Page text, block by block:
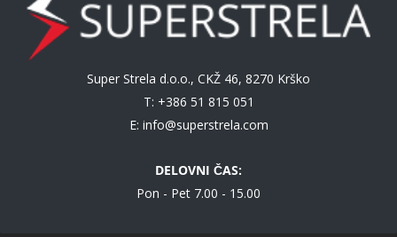
Super Strela d.o.o., CKŽ 46, 8270 Krško
T: +386 51 815 051
E: info@superstrela.com
DELOVNI ČAS:
Pon - Pet 7.00 - 15.00